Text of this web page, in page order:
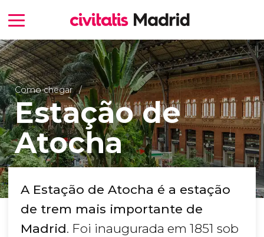
Como chegar
Estação de
Atocha
A Estação de Atocha é a estação
de trem mais importante de
Madrid. Foi inaugurada em 1851 sob